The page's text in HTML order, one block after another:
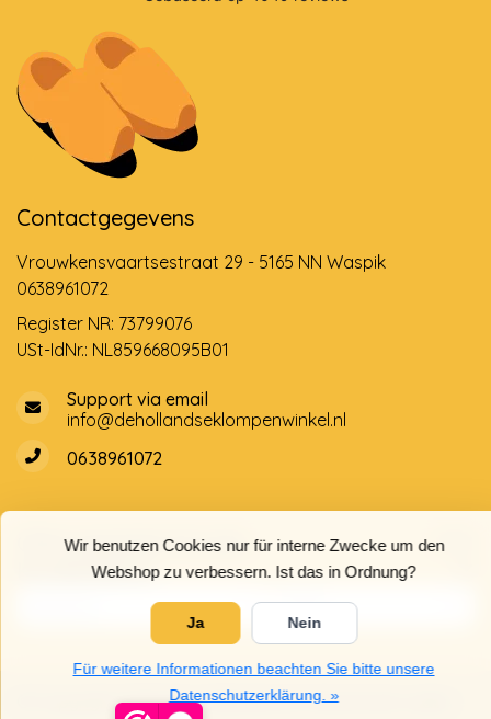
Wir benutzen Cookies nur für interne Zwecke um den
Webshop zu verbessern. Ist das in Ordnung?
Ja Nein
Für weitere Informationen beachten Sie bitte unsere
Datenschutzerklärung. »
Contactgegevens
Vrouwkensvaartsestraat 29 - 5165 NN Waspik
0638961072
Register NR: 73799076
USt-IdNr.: NL859668095B01
Support via email
info@dehollandseklompenwinkel.nl
0638961072
ÖffnungszeitenSocials
Kundendienst
© Copyright 2026 Der Holländische Holzschuhe Laden